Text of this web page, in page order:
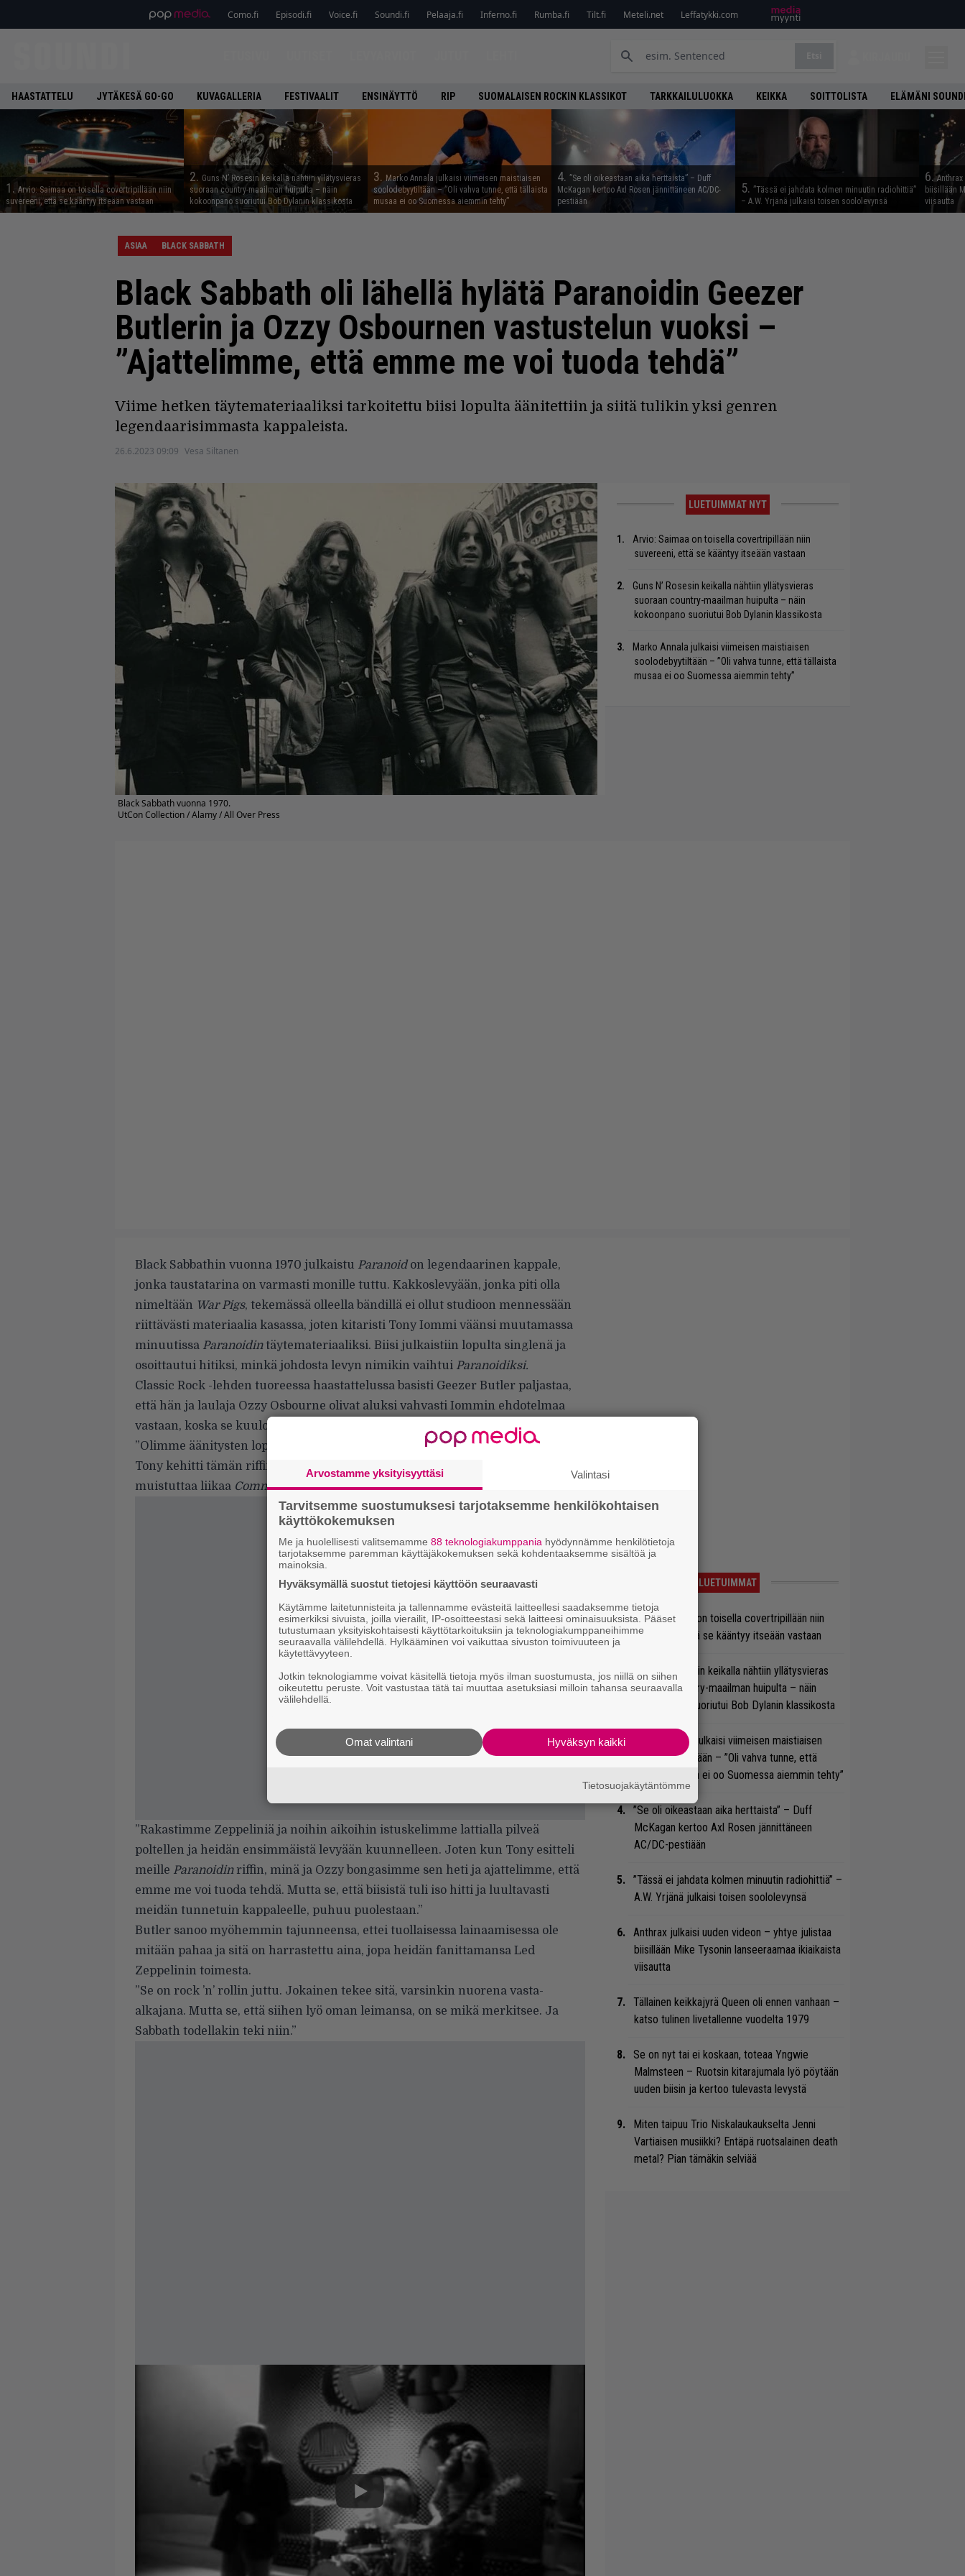
Como.fi Episodi.fi Voice.fi Soundi.fi Pelaaja.fi Inferno.fi Rumba.fi Tilt.fi Meteli.net Leffatykki.com
HAASTATTELU JYTÄKESÄ GO-GO KUVAGALLERIA FESTIVAALIT ENSINÄYTTÖ RIP SUOMALAISEN ROCKIN KLASSIKOT TARKKAILULUOKKA KEIKKA SOITTOLISTA ELÄMÄNI
1. Arvio: Saimaa on toisella covertripillään niin
suvereeni, että se kääntyy itseään vastaan
2. Guns N’ Rosesin keikalla nähtiin yllätysvieras
suoraan country-maailman huipulta – näin
kokoonpano suoriutui Bob Dylanin klassikosta
3. Marko Annala julkaisi viimeisen maistiaisen
soolodebyytiltään – ”Oli vahva tunne, että tällaista
musaa ei oo Suomessa aiemmin tehty”
4. ”Se oli oikeastaan aika herttaista” – Duff
McKagan kertoo Axl Rosen jännittäneen AC/DC-
pestiään
5. ”Tässä ei jahdata kolmen minuutin radiohittiä”
– A.W. Yrjänä julkaisi toisen soololevynsä
6.
biisillään
viisautta
ASIAA BLACK SABBATH
Black Sabbath oli lähellä hylätä Paranoidin Geezer
Butlerin ja Ozzy Osbournen vastustelun vuoksi –
”Ajattelimme, että emme me voi tuoda tehdä”
Viime hetken täytemateriaaliksi tarkoitettu biisi lopulta äänitettiin ja siitä tulikin yksi genren
legendaarisimmasta kappaleista.
26.6.2023 09:09 Vesa Siltanen
Black Sabbath vuonna 1970.
UtCon Collection / Alamy / All Over Press
LUETUIMMAT NYT
Arvio: Saimaa on toisella covertripillään niin
suvereeni, että se kääntyy itseään vastaan
Guns N’ Rosesin keikalla nähtiin yllätysvieras
suoraan country-maailman huipulta – näin
kokoonpano suoriutui Bob Dylanin klassikosta
Marko Annala julkaisi viimeisen maistiaisen
soolodebyytiltään – ”Oli vahva tunne, että tällaista
musaa ei oo Suomessa aiemmin tehty”
Black Sabbathin vuonna 1970 julkaistu Paranoidon legendaarinen kappale,
jonka taustatarina on varmasti monille tuttu. Kakkoslevyään, jonka piti olla
nimeltään War Pigs, tekemässä olleella bändillä ei ollut studioon mennessään
riittävästi materiaalia kasassa, joten kitaristi Tony Iommi väänsi muutamassa
minuutissa Paranoidintäytemateriaaliksi. Biisi julkaistiin lopulta singlenä ja
osoittautui hitiksi, minkä johdosta levyn nimikin vaihtui Paranoidiksi.
Classic Rock -lehden tuoreessa haastattelussa basisti Geezer Butler paljastaa,
että hän ja laulaja Ozzy Osbourne olivat aluksi vahvasti Iommin ehdotelmaa
vastaan, koska se kuulosti heistä liikaa Led Zeppeliniltä.
”Olimme äänitysten loppusuoralla ja meiltä loppui materiaali kesken, joten
Tony kehitti tämän riffin lennossa. Mutta Ozzy ja minä tuumimme, että se
muistuttaa liikaa Communication Breakdownia”, Butler kertoo.
”Rakastimme Zeppeliniä ja noihin aikoihin istuskelimme lattialla pilveä
poltellen ja heidän ensimmäistä levyään kuunnelleen. Joten kun Tony esitteli
meille Paranoidinriffin, minä ja Ozzy bongasimme sen heti ja ajattelimme, että
emme me voi tuoda tehdä. Mutta se, että biisistä tuli iso hitti ja luultavasti
meidän tunnetuin kappaleelle, puhuu puolestaan.”
Butler sanoo myöhemmin tajunneensa, ettei tuollaisessa lainaamisessa ole
mitään pahaa ja sitä on harrastettu aina, jopa heidän fanittamansa Led
Zeppelinin toimesta.
”Se on rock ’n’ rollin juttu. Jokainen tekee sitä, varsinkin nuorena vasta-
alkajana. Mutta se, että siihen lyö oman leimansa, on se mikä merkitsee. Ja
Sabbath todellakin teki niin.”
LUETUIMMAT
Arvio: Saimaa on toisella covertripillään niin
suvereeni, että se kääntyy itseään vastaan
Guns N’ Rosesin keikalla nähtiin yllätysvieras
suoraan country-maailman huipulta – näin
kokoonpano suoriutui Bob Dylanin klassikosta
Marko Annala julkaisi viimeisen maistiaisen
soolodebyytiltään – ”Oli vahva tunne, että
tällaista musaa ei oo Suomessa aiemmin tehty”
”Se oli oikeastaan aika herttaista” – Duff
McKagan kertoo Axl Rosen jännittäneen
AC/DC-pestiään
”Tässä ei jahdata kolmen minuutin radiohittiä” –
A.W. Yrjänä julkaisi toisen soololevynsä
Anthrax julkaisi uuden videon – yhtye julistaa
biisillään Mike Tysonin lanseeraamaa ikiaikaista
viisautta
Tällainen keikkajyrä Queen oli ennen vanhaan –
katso tulinen livetallenne vuodelta 1979
Se on nyt tai ei koskaan, toteaa Yngwie
Malmsteen – Ruotsin kitarajumala lyö pöytään
uuden biisin ja kertoo tulevasta levystä
Miten taipuu Trio Niskalaukaukselta Jenni
Vartiaisen musiikki? Entäpä ruotsalainen death
metal? Pian tämäkin selviää
Arvostamme yksityisyyttäsi Valintasi
Tarvitsemme suostumuksesi tarjotaksemme henkilökohtaisen
käyttökokemuksen
Me ja huolellisesti valitsemamme 88 teknologiakumppania hyödynnämme henkilötietoja
tarjotaksemme paremman käyttäjäkokemuksen sekä kohdentaaksemme sisältöä ja
mainoksia.
Hyväksymällä suostut tietojesi käyttöön seuraavasti
Käytämme laitetunnisteita ja tallennamme evästeitä laitteellesi saadaksemme tietoja
esimerkiksi sivuista, joilla vierailit, IP-osoitteestasi sekä laitteesi ominaisuuksista. Pääset
tutustumaan yksityiskohtaisesti käyttötarkoituksiin ja teknologiakumppaneihimme
seuraavalla välilehdellä. Hylkääminen voi vaikuttaa sivuston toimivuuteen ja
käytettävyyteen.
Jotkin teknologiamme voivat käsitellä tietoja myös ilman suostumusta, jos niillä on siihen
oikeutettu peruste. Voit vastustaa tätä tai muuttaa asetuksiasi milloin tahansa seuraavalla
välilehdellä.
Hyväksyn kaikki
Omat valintani
Tietosuojakäytäntömme